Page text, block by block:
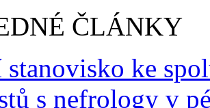
ČLÁNKY
ke
s nefrology v